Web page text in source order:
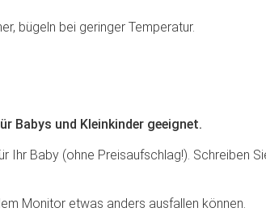
bügeln bei geringer Temperatur.
Babys und Kleinkinder geeignet.
Ihr Baby (ohne Preisaufschlag!). Schreiben
Monitor etwas anders ausfallen können.